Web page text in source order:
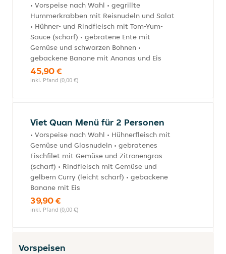
• Vorspeise nach Wahl • gegrillte
Hummerkrabben mit Reisnudeln und Salat
• Hühner- und Rindfleisch mit Tom-Yum-
Sauce (scharf) • gebratene Ente mit
Gemüse und schwarzen Bohnen •
gebackene Banane mit Ananas und Eis
45,90 €
inkl. Pfand (0,00 €)
Viet Quan Menü für 2 Personen
• Vorspeise nach Wahl • Hühnerfleisch mit
Gemüse und Glasnudeln • gebratenes
Fischfilet mit Gemüse und Zitronengras
(scharf) • Rindfleisch mit Gemüse und
gelbem Curry (leicht scharf) • gebackene
Banane mit Eis
39,90 €
inkl. Pfand (0,00 €)
Vorspeisen